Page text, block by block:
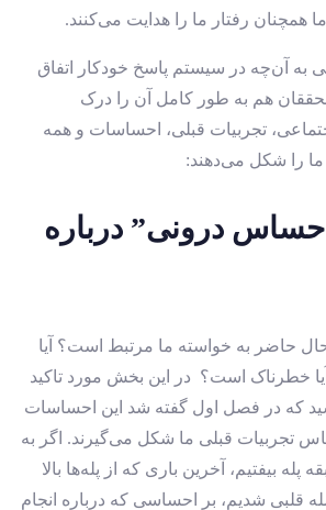
همچنان رفتار ما را هدایت می‌کنند.
به آن‌چه در سیستم پاسخ خودکار اتفاق
هم به طور کامل آن را درک
تجربیات قبلی، احساسات و همه
را شکل می‌دهند:
درونی” درباره
حال حاضر به خواسته ما مرتبط است؟ آیا
خطرناک است؟ در این بخش مورد تاکید
که در فصل اول گفته شد این احساسات
تجربیات قبلی ما شکل می‌گیرند. اگر به
رفتن از ۱۰ طبقه پله بیفتیم، آخرین باری که از پله‌ها بالا
قلبی شدیم، بر احساسی که درباره انجام